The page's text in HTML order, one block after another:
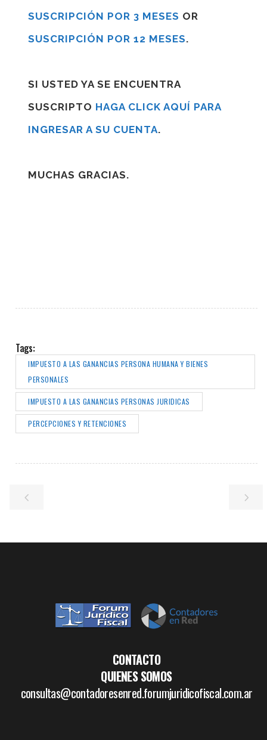
SUSCRIPCIÓN POR 3 MESES OR
SUSCRIPCIÓN POR 12 MESES.
SI USTED YA SE ENCUENTRA
SUSCRIPTO HAGA CLICK AQUÍ PARA
INGRESAR A SU CUENTA.
MUCHAS GRACIAS.
Tags:
IMPUESTO A LAS GANANCIAS PERSONA HUMANA Y BIENES
PERSONALES
IMPUESTO A LAS GANANCIAS PERSONAS JURIDICAS
PERCEPCIONES Y RETENCIONES
CONTACTO
QUIENES SOMOS
consultas@contadoresenred.forumjuridicofiscal.com.ar